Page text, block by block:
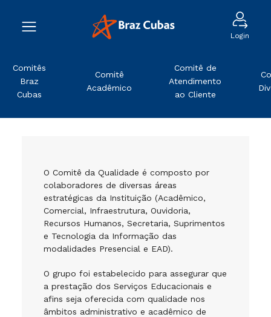
Login
Comitês
Braz
Cubas
Comitê
Acadêmico
Comitê de
Atendimento
ao Cliente
O Comitê da Qualidade é composto por
colaboradores de diversas áreas
estratégicas da Instituição (Acadêmico,
Comercial, Infraestrutura, Ouvidoria,
Recursos Humanos, Secretaria, Suprimentos
e Tecnologia da Informação das
modalidades Presencial e EAD).
O grupo foi estabelecido para assegurar que
a prestação dos Serviços Educacionais e
afins seja oferecida com qualidade nos
âmbitos administrativo e acadêmico de